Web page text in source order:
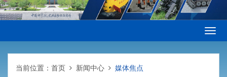
当前位置： 首页 新闻中心 媒体焦点